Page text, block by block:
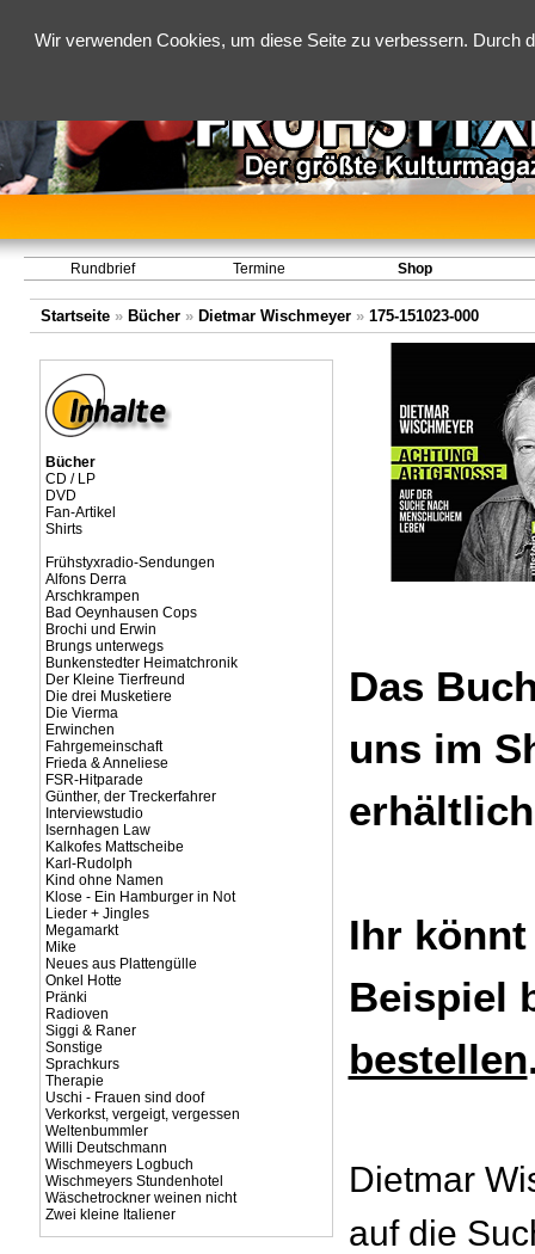
Wir verwenden Cookies, um diese Seite zu verbessern.
Rundbrief Termine Shop
Startseite» Bücher» Dietmar Wischmeyer» 175-151023-000
Bücher
CD / LP
DVD
Fan-Artikel
Shirts
Frühstyxradio-Sendungen
Alfons Derra
Arschkrampen
Bad Oeynhausen Cops
Brochi und Erwin
Brungs unterwegs
Bunkenstedter Heimatchronik
Der Kleine Tierfreund
Die drei Musketiere
Die Vierma
Erwinchen
Fahrgemeinschaft
Frieda & Anneliese
FSR-Hitparade
Günther, der Treckerfahrer
Interviewstudio
Isernhagen Law
Kalkofes Mattscheibe
Karl-Rudolph
Kind ohne Namen
Klose - Ein Hamburger in Not
Lieder + Jingles
Megamarkt
Mike
Neues aus Plattengülle
Onkel Hotte
Pränki
Radioven
Siggi & Raner
Sonstige
Sprachkurs
Therapie
Uschi - Frauen sind doof
Verkorkst, vergeigt, vergessen
Weltenbummler
Willi Deutschmann
Wischmeyers Logbuch
Wischmeyers Stundenhotel
Wäschetrockner weinen nicht
Zwei kleine Italiener
Das
uns im
Ihr
Beispiel
bestellen
Dietmar
auf die